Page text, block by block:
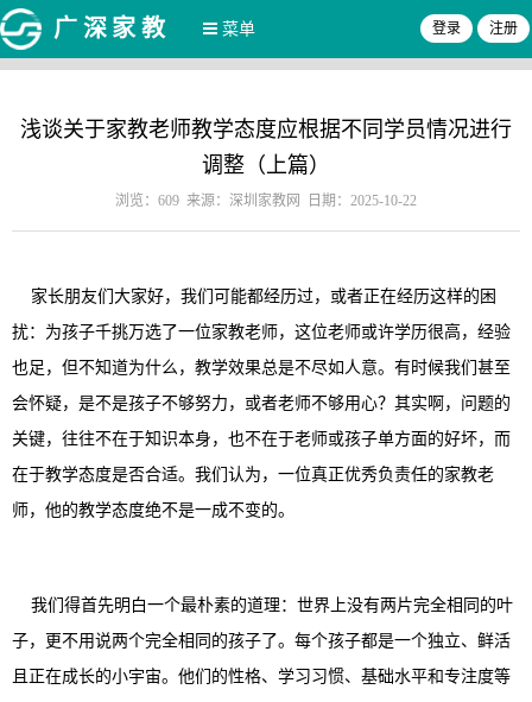
广深家教 菜单 登录 注册
浅谈关于家教老师教学态度应根据不同学员情况进行
调整（上篇）
浏览：609 来源：深圳家教网 日期：2025-10-22
家长朋友们大家好，我们可能都经历过，或者正在经历这样的困
扰：为孩子千挑万选了一位家教老师，这位老师或许学历很高，经验
也足，但不知道为什么，教学效果总是不尽如人意。有时候我们甚至
会怀疑，是不是孩子不够努力，或者老师不够用心？其实啊，问题的
关键，往往不在于知识本身，也不在于老师或孩子单方面的好坏，而
在于教学态度是否合适。我们认为，一位真正优秀负责任的家教老
师，他的教学态度绝不是一成不变的。
我们得首先明白一个最朴素的道理：世界上没有两片完全相同的叶
子，更不用说两个完全相同的孩子了。每个孩子都是一个独立、鲜活
且正在成长的小宇宙。他们的性格、学习习惯、基础水平和专注度等